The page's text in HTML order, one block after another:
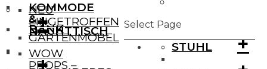
KOMMODE
&
NACHTTISCH
+
BANK
+
NEU
EINGETROFFEN
GARTENMÖBEL
WOW
PROPS –
Select Page
STUHL +